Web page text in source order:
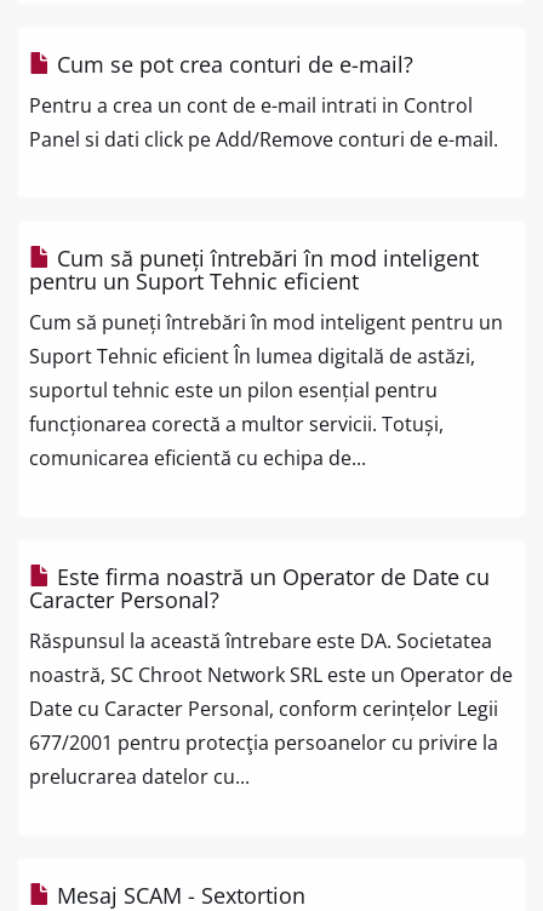
Cum se pot crea conturi de e-mail?
Pentru a crea un cont de e-mail intrati in Control
Panel si dati click pe Add/Remove conturi de e-mail.
Cum să puneți întrebări în mod inteligent
pentru un Suport Tehnic eficient
Cum să puneți întrebări în mod inteligent pentru un
Suport Tehnic eficient În lumea digitală de astăzi,
suportul tehnic este un pilon esențial pentru
funcționarea corectă a multor servicii. Totuși,
comunicarea eficientă cu echipa de...
Este firma noastră un Operator de Date cu
Caracter Personal?
Răspunsul la această întrebare este DA. Societatea
noastră, SC Chroot Network SRL este un Operator de
Date cu Caracter Personal, conform cerințelor Legii
677/2001 pentru protecţia persoanelor cu privire la
prelucrarea datelor cu...
Mesaj SCAM - Sextortion